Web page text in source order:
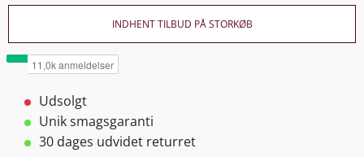
INDHENT TILBUD PÅ STORKØB
Udsolgt
Unik smagsgaranti
30 dages udvidet returret